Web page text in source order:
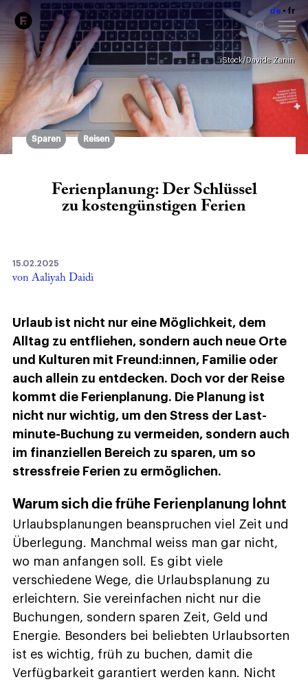
de fr
iStock/Davide Zanin
Sparen Reisen
Ferienplanung: Der Schlüssel
zu kostengünstigen Ferien
15.02.2025
von Aaliyah Daidi
Urlaub ist nicht nur eine Möglichkeit, dem
Alltag zu entfliehen, sondern auch neue Orte
und Kulturen mit Freund:innen, Familie oder
auch allein zu entdecken. Doch vor der Reise
kommt die Ferienplanung. Die Planung ist
nicht nur wichtig, um den Stress der Last-
minute-Buchung zu vermeiden, sondern auch
im finanziellen Bereich zu sparen, um so
stressfreie Ferien zu ermöglichen.
Warum sich die frühe Ferienplanung lohnt
Urlaubsplanungen beanspruchen viel Zeit und
Überlegung. Manchmal weiss man gar nicht,
wo man anfangen soll. Es gibt viele
verschiedene Wege, die Urlaubsplanung zu
erleichtern. Sie vereinfachen nicht nur die
Buchungen, sondern sparen Zeit, Geld und
Energie. Besonders bei beliebten Urlaubsorten
ist es wichtig, früh zu buchen, damit die
Verfügbarkeit garantiert werden kann. Nicht